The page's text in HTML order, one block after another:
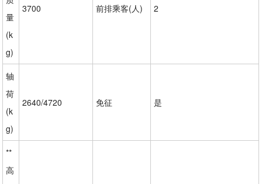
量
(k
g)
3700 前排乘客(人) 2
轴
荷
(k
g)
2640/4720 免征 是
**
高